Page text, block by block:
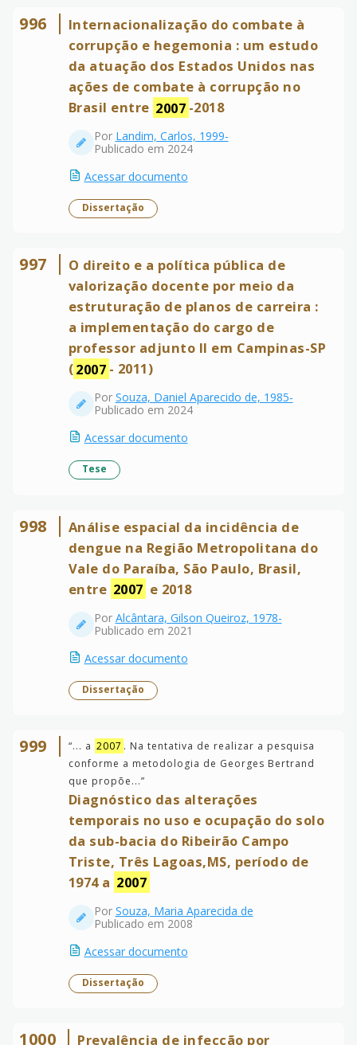
996
Internacionalização do combate à
corrupção e hegemonia : um estudo
da atuação dos Estados Unidos nas
ações de combate à corrupção no
Brasil entre 2007 -2018
Por Landim, Carlos, 1999-
Publicado em 2024
Acessar documento
Dissertação
997
O direito e a política pública de
valorização docente por meio da
estruturação de planos de carreira :
a implementação do cargo de
professor adjunto II em Campinas-SP
(2007 - 2011)
Por Souza, Daniel Aparecido de, 1985-
Publicado em 2024
Acessar documento
Tese
998
Análise espacial da incidência de
dengue na Região Metropolitana do
Vale do Paraíba, São Paulo, Brasil,
entre 2007 e 2018
Por Alcântara, Gilson Queiroz, 1978-
Publicado em 2021
Acessar documento
Dissertação
999 “... a 2007 . Na tentativa de realizar a pesquisa
conforme a metodologia de Georges Bertrand
que propõe...”
Diagnóstico das alterações
temporais no uso e ocupação do solo
da sub-bacia do Ribeirão Campo
Triste, Três Lagoas,MS, período de
1974 a 2007
Por Souza, Maria Aparecida de
Publicado em 2008
Acessar documento
Dissertação
1000
Prevalência de infecção por